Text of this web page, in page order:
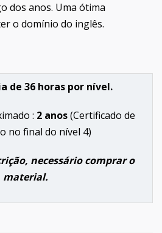
dos anos. Uma ótima
o domínio do inglês.
de 36 horas por nível.
: 2 anos(Certificado de
no final do nível 4)
necessário comprar o
material.